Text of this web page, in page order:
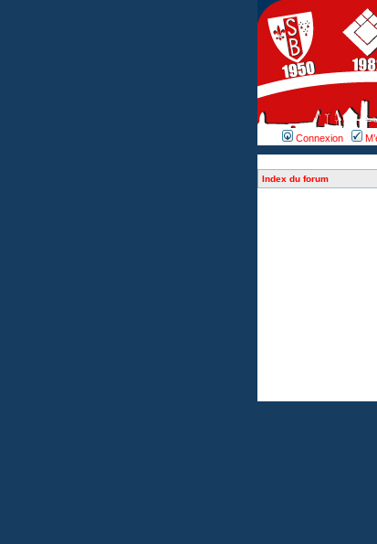
Connexion
Index du forum